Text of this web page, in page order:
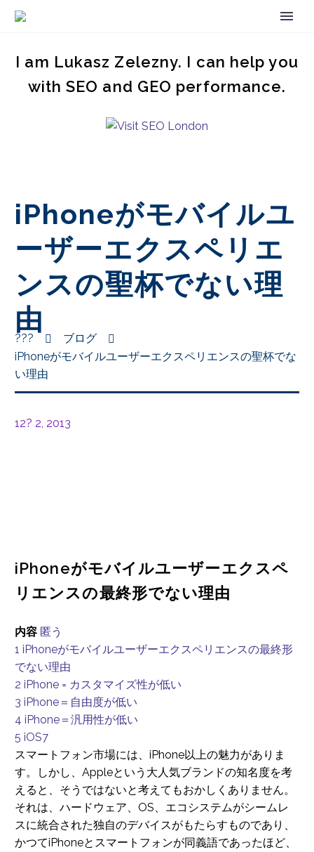
I am Lukasz Zelezny. I can help you
with SEO and GEO performance.
iPhoneがモバイルユ
ーザーエクスペリエ
ンスの聖杯でない理
由
???
ブログ
iPhoneがモバイルユーザーエクスペリエンスの聖杯でな
い理由
12? 2, 2013
iPhoneがモバイルユーザーエクスペ
リエンスの最終形でない理由
内容 匿う
1 iPhoneがモバイルユーザーエクスペリエンスの最終形
でない理由
2 iPhone = カスタマイズ性が低い
3 iPhone＝自由度が低い
4 iPhone＝汎用性が低い
5 iOS7
スマートフォン市場には、iPhone以上の魅力がありま
す。しかし、Appleという大人気ブランドの知名度を考
えると、そうではないと考えてもおかしくありません。
それは、ハードウェア、OS、エコシステムがシームレ
スに統合された独自のデバイスがもたらすものであり、
かつてiPhoneとスマートフォンが同義語であったほど、